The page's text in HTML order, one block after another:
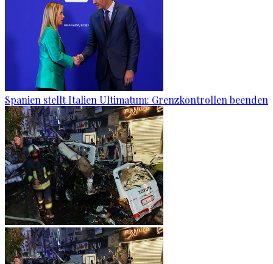
Spanien stellt Italien Ultimatum: Grenzkontrollen beenden